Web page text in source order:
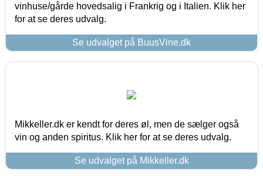
vinhuse/gårde hovedsalig i Frankrig og i Italien. Klik her
for at se deres udvalg.
Se udvalget på BuusVine.dk
Mikkeller.dk er kendt for deres øl, men de sælger også
vin og anden spiritus. Klik her for at se deres udvalg.
Se udvalget på Mikkeller.dk